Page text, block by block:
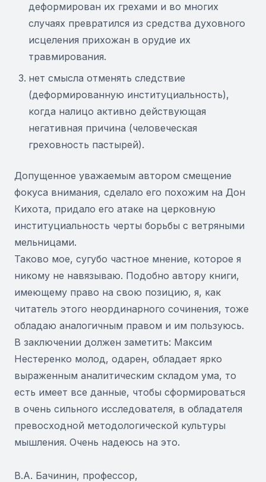
деформирован их грехами и во многих
случаях превратился из средства духовного
исцеления прихожан в орудие их
травмирования.
нет смысла отменять следствие
(деформированную институциальность),
когда налицо активно действующая
негативная причина (человеческая
греховность пастырей).
Допущенное уважаемым автором смещение
фокуса внимания, сделало его похожим на Дон
Кихота, придало его атаке на церковную
институциальность черты борьбы с ветряными
мельницами.
Таково мое, сугубо частное мнение, которое я
никому не навязываю. Подобно автору книги,
имеющему право на свою позицию, я, как
читатель этого неординарного сочинения, тоже
обладаю аналогичным правом и им пользуюсь.
В заключении должен заметить: Максим
Нестеренко молод, одарен, обладает ярко
выраженным аналитическим складом ума, то
есть имеет все данные, чтобы сформироваться
в очень сильного исследователя, в обладателя
превосходной методологической культуры
мышления. Очень надеюсь на это.
В.А. Бачинин, профессор,